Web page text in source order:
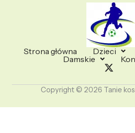
Strona główna Dzieci
Damskie
Copyright © 2026 Tanie